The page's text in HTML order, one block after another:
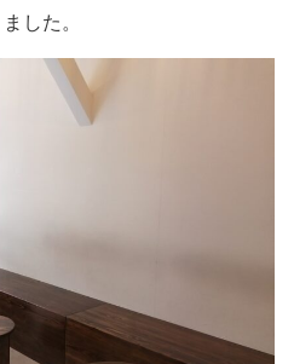
した。